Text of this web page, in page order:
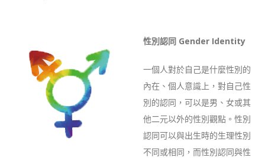
性別認同 Gender Identity
一個人對於自己是什麼性別的
內在、個人意識上，對自己性
別的認同，可以是男、女或其
他二元以外的性別觀點。性別
認同可以與出生時的生理性別
不同或相同，而性別認同與性